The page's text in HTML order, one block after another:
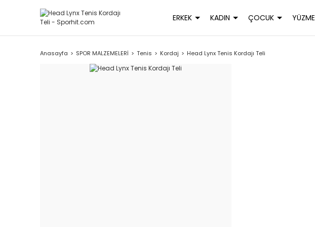
ERKEK KADIN ÇOCUK YÜZME
Anasayfa SPOR MALZEMELERİ Tenis Kordaj Head Lynx Tenis Kordajı Teli